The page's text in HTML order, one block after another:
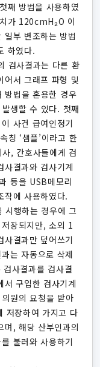
째 방법을 사용하였
가 120cmH₂O 이
부 변조하는 방법
하였다.
검사결과는 다른 환
어서 그래프 파형 및
방법을 혼용한 경우
생할 수 있다. 첫째
사건 급여인정기
칭 ‘샘플’이라고 한
, 간호사들에게 검
결과와 검사기계
등을 USB메모리
작에 사용하였다.
행하는 경우에 그
장되지만, 소외 1
결과만 덮어쓰기
는 자동으로 삭제
사결과를 검사결
서 구입한 검사기계
원의 요청을 받아
저장하여 가지고 다
며, 해당 산부인과의
불러와 사용하기